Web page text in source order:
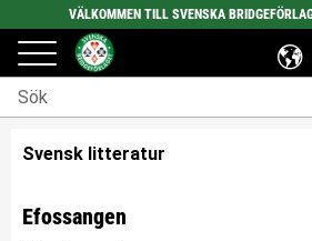
Meny
VÄLKOMMEN TILL SVENSKA
Svensk litteratur
Efossangen